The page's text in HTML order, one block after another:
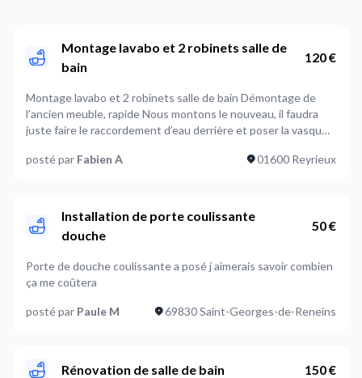
Montage lavabo et 2 robinets salle de
bain
120 €
Montage lavabo et 2 robinets salle de bain Démontage de
l’ancien meuble, rapide Nous montons le nouveau, il faudra
juste faire le raccordement d’eau derrière et poser la vasque
posté par Fabien A 01600 Reyrieux
Installation de porte coulissante
douche
50 €
Porte de douche coulissante a posé j aimerais savoir combien
ça me coûtera
posté par Paule M 69830 Saint-Georges-de-Reneins
Rénovation de salle de bain 150 €